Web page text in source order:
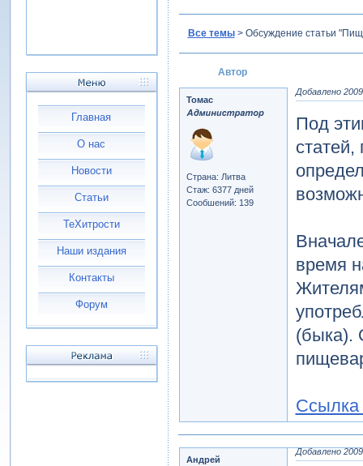
Главная
О нас
Новости
Статьи
ТеХитрости
Наши издания
Контакты
Форум
Все темы> Обсуждение статьи
Автор
Томас
Страна: Литва
Стаж: 6377 дней
Сообшений: 139
Добавлено
Под
время
(быка).
Ссылка
Андрей
Добавлено